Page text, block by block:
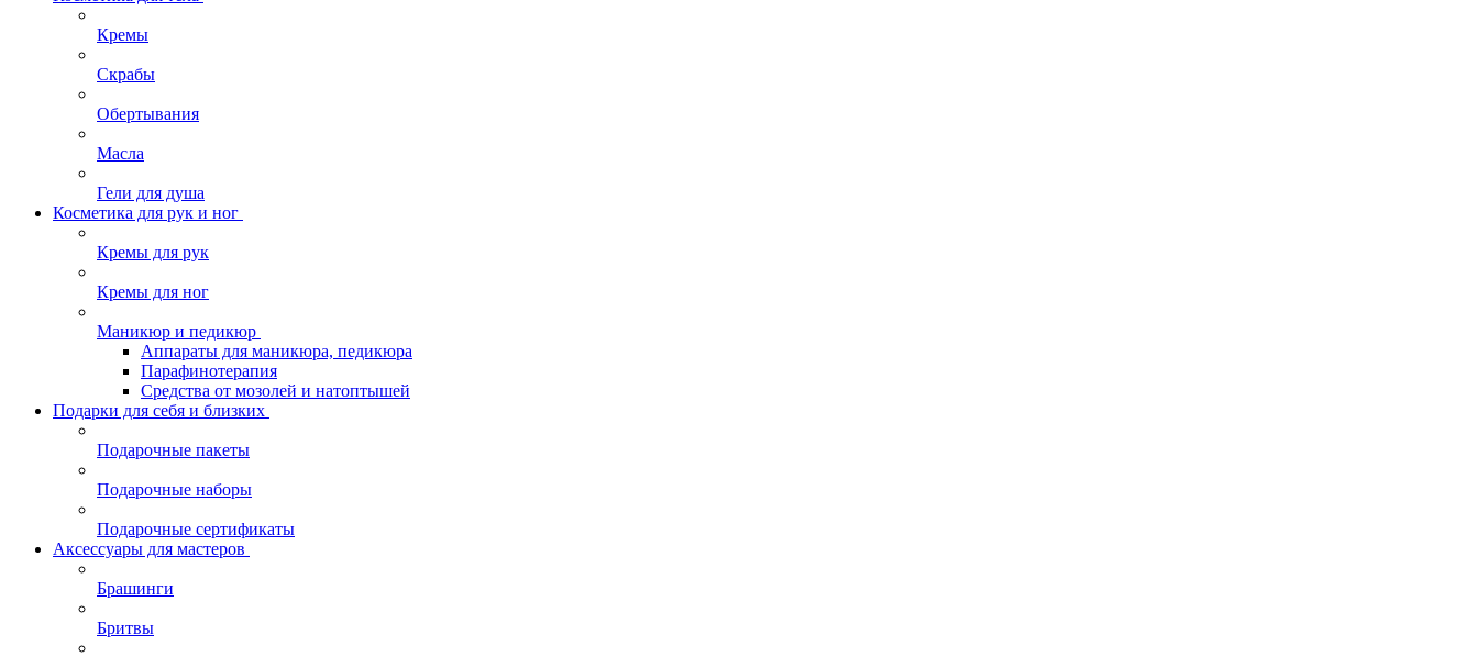
Кремы
Скрабы
Обертывания
Масла
Гели для душа
Косметика для рук и ног
Кремы для рук
Кремы для ног
Маникюр и педикюр
Аппараты для маникюра, педикюра
Парафинотерапия
Средства от мозолей и натоптышей
Подарки для себя и близких
Подарочные пакеты
Подарочные наборы
Подарочные сертификаты
Аксессуары для мастеров
Брашинги
Бритвы